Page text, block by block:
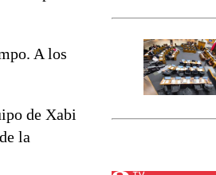
A los
de Xabi
la
activa Alerta
Preventiva en
tres comunas